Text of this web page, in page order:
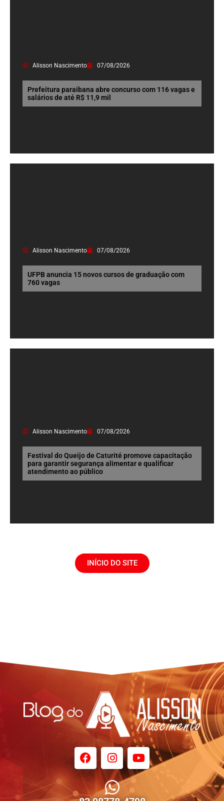
Alisson Nascimento 07/08/2026
Prefeitura paraibana abre concurso com 116 vagas e
salários de até R$ 11,9 mil
Alisson Nascimento 07/08/2026
UFPB anuncia 15 novos cursos de graduação com
760 vagas
Alisson Nascimento 07/08/2026
Festival do Queijo de Caturité promove capacitação
para garantir segurança alimentar e qualificar
atendimento ao público
INÍCIO DO SITE